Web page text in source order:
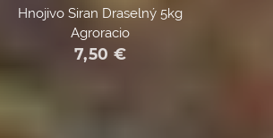
Hnojivo Siran Draselný 5kg
Agroracio
7,50 €